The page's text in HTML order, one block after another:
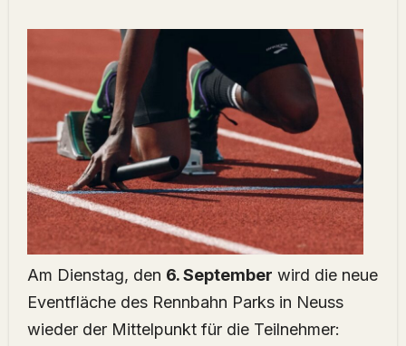
Am Dienstag, den 6. September wird die neue
Eventfläche des Rennbahn Parks in Neuss
wieder der Mittelpunkt für die Teilnehmer: